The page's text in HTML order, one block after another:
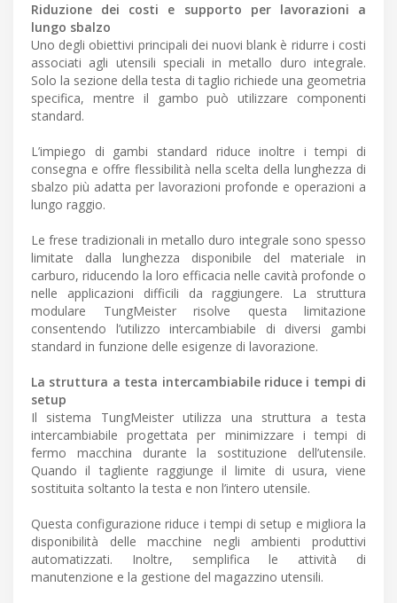
Riduzione dei costi e supporto per lavorazioni a
lungo sbalzo
Uno degli obiettivi principali dei nuovi blank è ridurre i costi
associati agli utensili speciali in metallo duro integrale.
Solo la sezione della testa di taglio richiede una geometria
specifica, mentre il gambo può utilizzare componenti
standard.
L’impiego di gambi standard riduce inoltre i tempi di
consegna e offre flessibilità nella scelta della lunghezza di
sbalzo più adatta per lavorazioni profonde e operazioni a
lungo raggio.
Le frese tradizionali in metallo duro integrale sono spesso
limitate dalla lunghezza disponibile del materiale in
carburo, riducendo la loro efficacia nelle cavità profonde o
nelle applicazioni difficili da raggiungere. La struttura
modulare TungMeister risolve questa limitazione
consentendo l’utilizzo intercambiabile di diversi gambi
standard in funzione delle esigenze di lavorazione.
La struttura a testa intercambiabile riduce i tempi di
setup
Il sistema TungMeister utilizza una struttura a testa
intercambiabile progettata per minimizzare i tempi di
fermo macchina durante la sostituzione dell’utensile.
Quando il tagliente raggiunge il limite di usura, viene
sostituita soltanto la testa e non l’intero utensile.
Questa configurazione riduce i tempi di setup e migliora la
disponibilità delle macchine negli ambienti produttivi
automatizzati. Inoltre, semplifica le attività di
manutenzione e la gestione del magazzino utensili.